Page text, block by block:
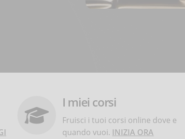
I miei corsi
Fruisci i tuoi corsi online dove e
quando vuoi. INIZIA ORA